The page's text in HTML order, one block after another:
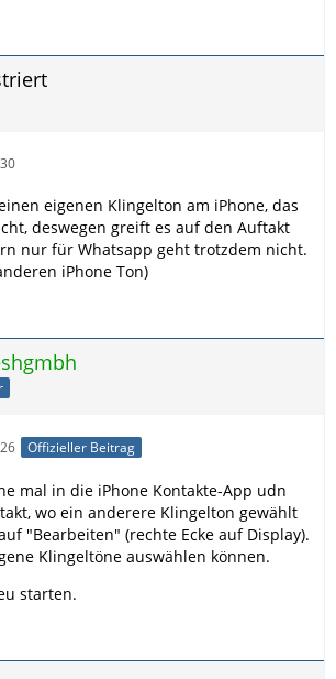
eigenen Klingelton am iPhone, das
deswegen greift es auf den Auftakt
nur für Whatsapp geht trotzdem nicht.
iPhone Ton)
Offizieller Beitrag
mal in die iPhone Kontakte-App udn
wo ein anderere Klingelton gewählt
"Bearbeiten" (rechte Ecke auf Display).
Klingeltöne auswählen können.
starten.